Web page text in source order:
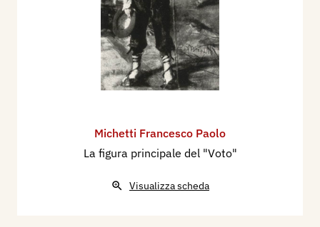
Michetti Francesco Paolo
La figura principale del "Voto"
Visualizza scheda